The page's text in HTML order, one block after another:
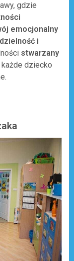
gdzie
emocjonalny
i
stwarzany
dziecko